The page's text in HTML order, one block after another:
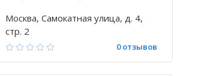
Москва, Самокатная улица, д. 4,
стр. 2
0 отзывов